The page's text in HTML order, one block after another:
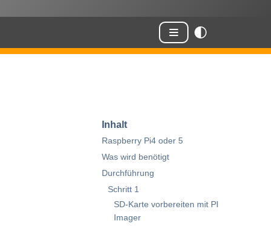
Inhalt
Raspberry Pi4 oder 5
Was wird benötigt
Durchführung
Schritt 1
SD-Karte vorbereiten mit PI
Imager